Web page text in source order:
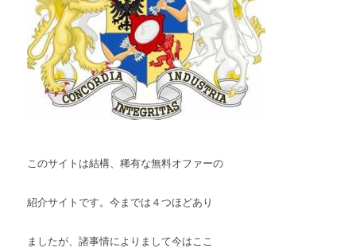
このサイトは結構、稀有な無料オファーの
紹介サイトです。今までは４つほどあり
ましたが、諸事情によりまして今はここ